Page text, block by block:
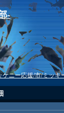
-
ニー応援/市/ミッキ